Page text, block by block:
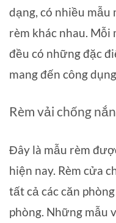
dạng, có nhiều mẫu
rèm khác nhau. Mỗi
đều có những đặc
mang đến công
Rèm vải chống
Đây là mẫu rèm
hiện nay. Rèm cửa
tất cả các căn
phòng. Những mẫu